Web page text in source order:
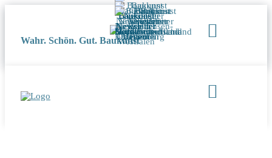
Wahr. Schön. Gut. Baukunst